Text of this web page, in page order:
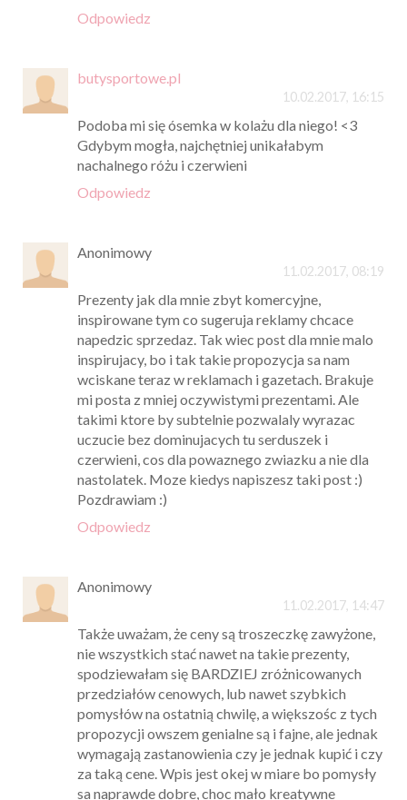
Odpowiedz
butysportowe.pl
10.02.2017, 16:15
Podoba mi się ósemka w kolażu dla niego! <3
Gdybym mogła, najchętniej unikałabym
nachalnego różu i czerwieni
Odpowiedz
Anonimowy
11.02.2017, 08:19
Prezenty jak dla mnie zbyt komercyjne,
inspirowane tym co sugeruja reklamy chcace
napedzic sprzedaz. Tak wiec post dla mnie malo
inspirujacy, bo i tak takie propozycja sa nam
wciskane teraz w reklamach i gazetach. Brakuje
mi posta z mniej oczywistymi prezentami. Ale
takimi ktore by subtelnie pozwalaly wyrazac
uczucie bez dominujacych tu serduszek i
czerwieni, cos dla powaznego zwiazku a nie dla
nastolatek. Moze kiedys napiszesz taki post :)
Pozdrawiam :)
Odpowiedz
Anonimowy
11.02.2017, 14:47
Także uważam, że ceny są troszeczkę zawyżone,
nie wszystkich stać nawet na takie prezenty,
spodziewałam się BARDZIEJ zróżnicowanych
przedziałów cenowych, lub nawet szybkich
pomysłów na ostatnią chwilę, a większośc z tych
propozycji owszem genialne są i fajne, ale jednak
wymagają zastanowienia czy je jednak kupić i czy
za taką cene. Wpis jest okej w miare bo pomysły
sa naprawde dobre, choc mało kreatywne